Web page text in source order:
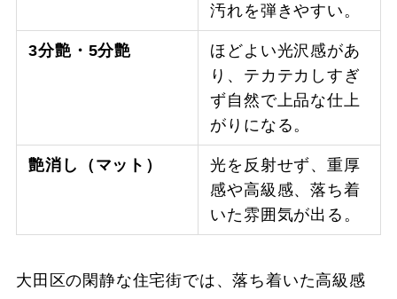
汚れを弾きやすい。
3分艶・5分艶
ほどよい光沢感があ
り、テカテカしすぎ
ず自然で上品な仕上
がりになる。
艶消し（マット）
光を反射せず、重厚
感や高級感、落ち着
いた雰囲気が出る。
大田区の閑静な住宅街では、落ち着いた高級感